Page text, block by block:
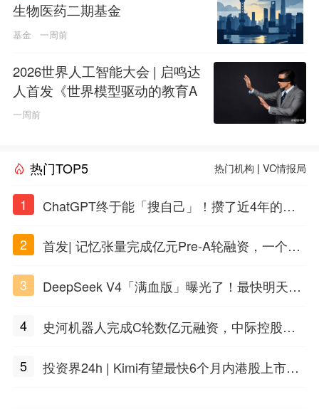
生物医药二期基金
基金 一周前
2026世界人工智能大会 | 启鸣达
人首发《世界模型驱动的教育A
GI白皮书》
一周前
热门TOP5 热门机构 |VC情报局
1
ChatGPT终于能「搜自己」！攒了近4年的对
2
首发| 记忆张量完成亿元Pre-A轮融资，一个上
3
DeepSeek V4「满血版」曝光了！最快明天发
4
史河机器人完成C轮数亿元融资，中际控股领
5
投资界24h | Kimi有望最快6个月内港股上市；